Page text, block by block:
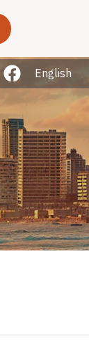
English